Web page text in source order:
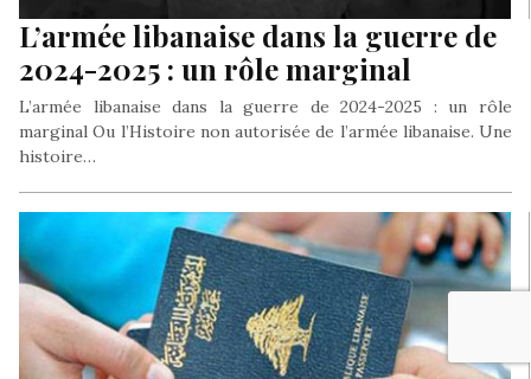
L’armée libanaise dans la guerre de
2024-2025 : un rôle marginal
L’armée libanaise dans la guerre de 2024-2025 : un rôle
marginal Ou l’Histoire non autorisée de l’armée libanaise. Une
histoire…